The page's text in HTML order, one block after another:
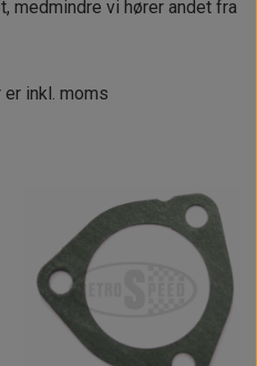
medmindre vi hører andet fra
er inkl. moms